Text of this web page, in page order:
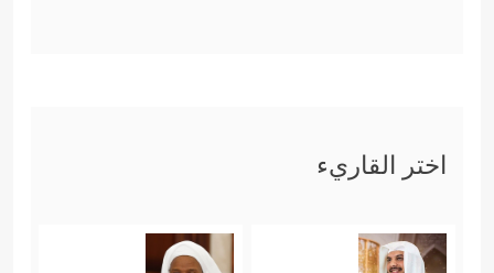
اختر القاريء